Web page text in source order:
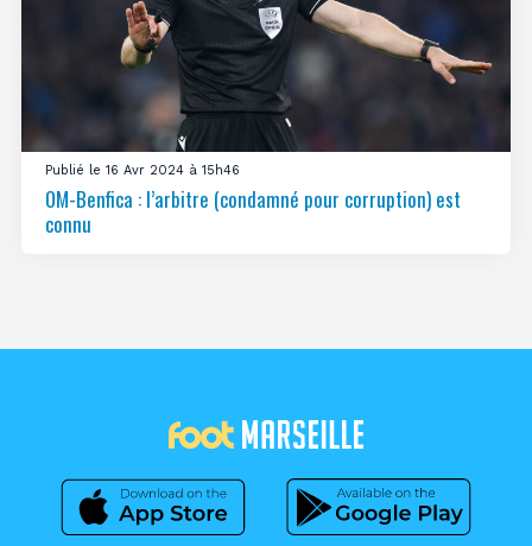
Publié le 16 Avr 2024 à 15h46
OM-Benfica : l’arbitre (condamné pour corruption) est
connu